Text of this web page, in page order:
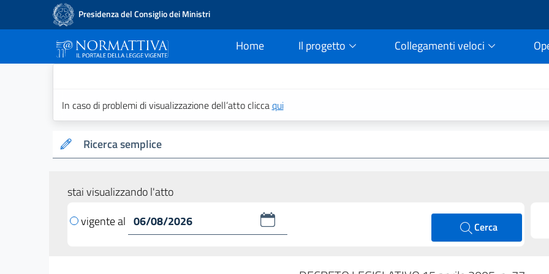
Presidenza del Consiglio dei Ministri
Home
current Il progetto Collegamenti veloci
In caso di problemi di visualizzazione dell’atto cliccaqui
Ricerca semplice
stai visualizzando l'atto
vigente al
Cerca